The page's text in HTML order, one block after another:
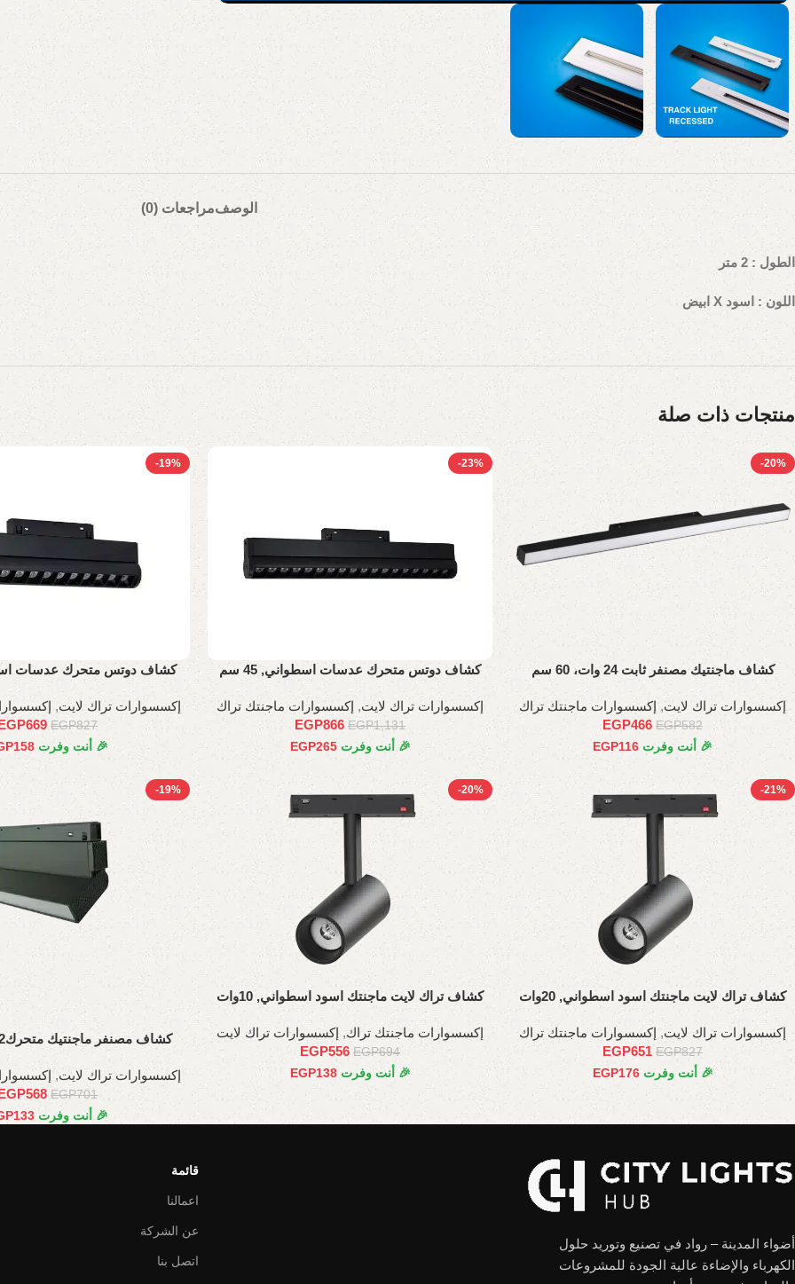
الوصفمراجعات (0)
الطول : 2 متر
اللون : اسود X ابيض
منتجات ذات صلة
-20%
كشاف ماجنتيك مصنفر ثابت 24 وات، 60 سم
إكسسوارات تراك لايت, إكسسوارات ماجنتك تراك
EGP582
EGP466
🎉 أنت وفرت EGP116
-23%
كشاف دوتس متحرك عدسات اسطواني, 45 سم
إكسسوارات تراك لايت, إكسسوارات ماجنتك تراك
EGP1,131
EGP866
🎉 أنت وفرت EGP265
-19%
كشاف دوتس متحرك عدسات
إكسسوارات تراك لايت,
EGP827
669
🎉 أنت وفرت158
-21%
كشاف تراك لايت ماجنتك اسود اسطواني, 20وات
إكسسوارات تراك لايت, إكسسوارات ماجنتك تراك
EGP827
EGP651
🎉 أنت وفرت EGP176
-20%
كشاف تراك لايت ماجنتك اسود اسطواني, 10وات
إكسسوارات ماجنتك تراك, إكسسوارات تراك لايت
EGP694
EGP556
🎉 أنت وفرت EGP138
-19%
كشاف مصنفر ماجنتيك متحرك12وات، 22 سم
إكسسوارات تراك لايت,
EGP701
568
🎉 أنت وفرت133
أضواء المدينة – رواد في تصنيع وتوريد حلول
الكهرباء والإضاءة عالية الجودة للمشروعات
قائمة
اعمالنا
عن الشركة
اتصل بنا